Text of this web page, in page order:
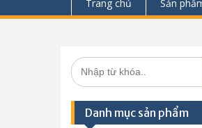
Trang chủ Sản
Search
for:
Danh mục sản phẩm